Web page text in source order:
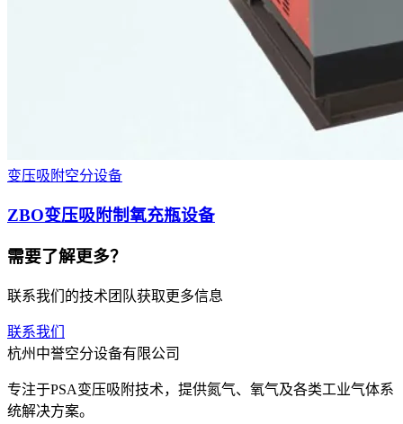
变压吸附空分设备
ZBO变压吸附制氧充瓶设备
需要了解更多？
联系我们的技术团队获取更多信息
联系我们
杭州中誉空分设备有限公司
专注于PSA变压吸附技术，提供氮气、氧气及各类工业气体系
统解决方案。